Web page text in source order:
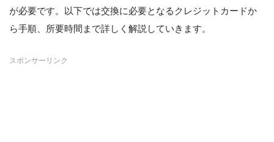
が必要です。以下では交換に必要となるクレジットカードか
ら手順、所要時間まで詳しく解説していきます。
スポンサーリンク